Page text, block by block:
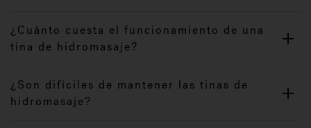
¿Cuánto cuesta el funcionamiento de una
tina de hidromasaje?
¿Son difíciles de mantener las tinas de
hidromasaje?